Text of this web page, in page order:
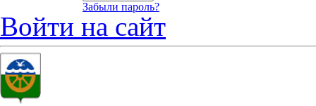
Забыли пароль?
Войти на сайт